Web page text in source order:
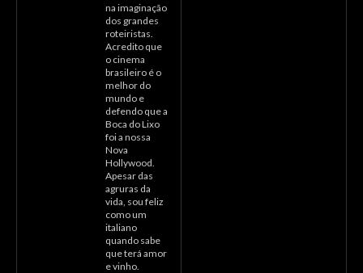
na imaginação
dos grandes
roteiristas.
Acredito que
o cinema
brasileiro é o
melhor do
mundo e
defendo que a
Boca do Lixo
foi a nossa
Nova
Hollywood.
Apesar das
agruras da
vida, sou feliz
como um
italiano
quando sabe
que terá amor
e vinho.